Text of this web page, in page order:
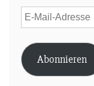
E-
Mail-
Adresse
Abonnieren